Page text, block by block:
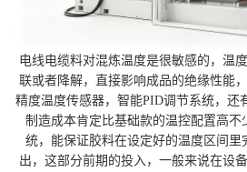
电线电缆料对混炼温度是很敏感的，温
联或者降解，直接影响成品的绝缘性能
精度温度传感器，智能PID调节系统，还
制造成本肯定比基础款的温控配置高不
统，能保证胶料在设定好的温度区间里
出，这部分前期的投入，一般来说在设